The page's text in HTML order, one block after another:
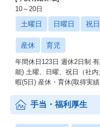
10～20日
土曜日 日曜日 祝日
産休 育児
年間休日123日 週休2日制
能) 土曜、日曜、祝日（社
暇(5日) 産休・育休(取得実
手当・福利厚生